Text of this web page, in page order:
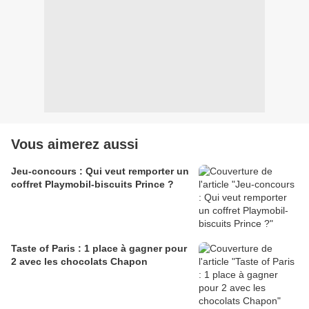
Vous aimerez aussi
Jeu-concours : Qui veut remporter un
coffret Playmobil-biscuits Prince ?
Taste of Paris : 1 place à gagner pour
2 avec les chocolats Chapon